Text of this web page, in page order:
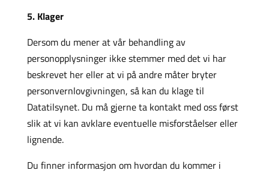
5. Klager
Dersom du mener at vår behandling av
personopplysninger ikke stemmer med det vi har
beskrevet her eller at vi på andre måter bryter
personvernlovgivningen, så kan du klage til
Datatilsynet. Du må gjerne ta kontakt med oss først
slik at vi kan avklare eventuelle misforståelser eller
lignende.
Du finner informasjon om hvordan du kommer i